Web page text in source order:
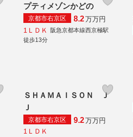
プティメゾンかどの
京都市右京区 8.2万万円
1ＬＤＫ
阪急京都本線西京極駅
徒歩13分
ＳＨＡＭＡＩＳＯＮ Ｊ
Ｊ
京都市右京区 9.2万万円
1ＬＤＫ